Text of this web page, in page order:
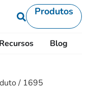
Produtos
Recursos Blog
/ 1695